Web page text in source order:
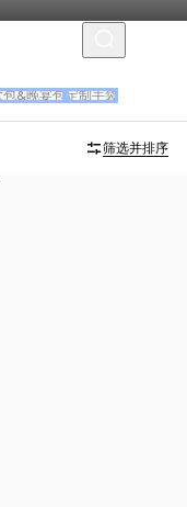
包&晚宴包 定制手袋
筛选并排序